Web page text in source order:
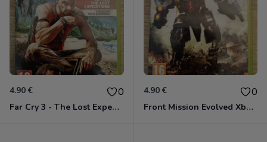
4.90 € 0
Far Cry 3 - The Lost Expeditions - Edition Spéciale Xbox 360
4.90 € 0
Front Mission Evolved Xbox 360